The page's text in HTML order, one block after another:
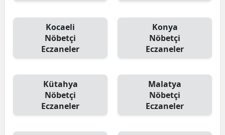
Kocaeli
Nöbetçi
Eczaneler
Konya
Nöbetçi
Eczaneler
Kütahya
Nöbetçi
Eczaneler
Malatya
Nöbetçi
Eczaneler